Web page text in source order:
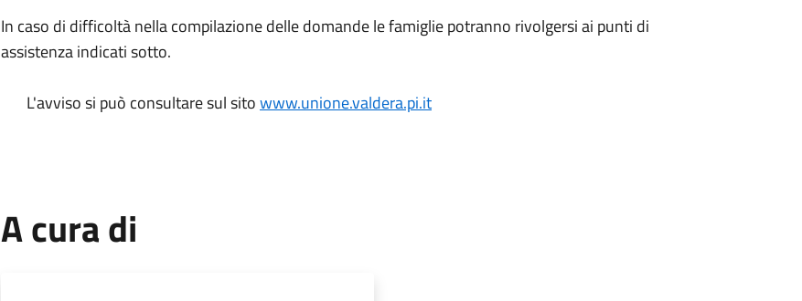
In caso di difficoltà nella compilazione delle domande le famiglie potranno rivolgersi ai punti di
assistenza indicati sotto.
L'avviso si può consultare sul sitowww.unione.valdera.pi.it
A cura di